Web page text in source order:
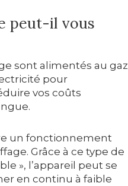
peut-il vous
sont alimentés au gaz
pour
vos coûts
un fonctionnement
Grâce à ce type de
», l’appareil peut se
en continu à faible